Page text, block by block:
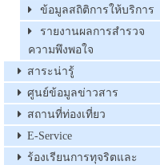
ข้อมูลสถิติการให้บริการ
รายงานผลการสำรวจ
ความพึงพอใจ
สาระน่ารู้
ศูนย์ข้อมูลข่าวสาร
สถานที่ท่องเที่ยว
E-Service
ร้องเรียนการทุจริตและ